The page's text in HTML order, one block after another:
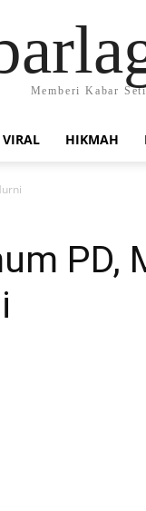
Memberi Kabar
VIRAL HIKMAH
PD,